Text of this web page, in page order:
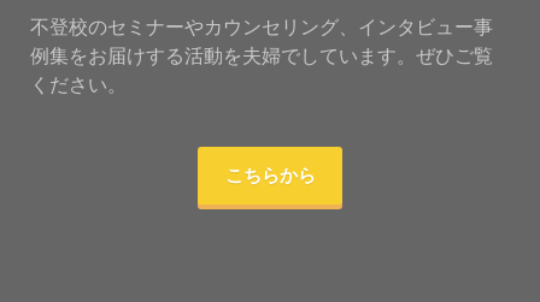
不登校のセミナーやカウンセリング、インタビュー事
例集をお届けする活動を夫婦でしています。ぜひご覧
ください。
こちらから